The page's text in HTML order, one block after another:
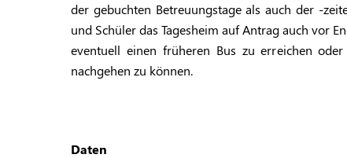
der gebuchten Betreuungstage als auch der -
und Schüler das Tagesheim auf Antrag auch vor
eventuell einen früheren Bus zu erreichen
nachgehen zu können.
Daten